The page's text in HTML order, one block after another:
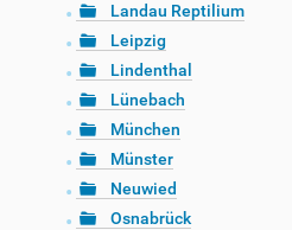
Landau Reptilium
Leipzig
Lindenthal
Lünebach
München
Münster
Neuwied
Osnabrück